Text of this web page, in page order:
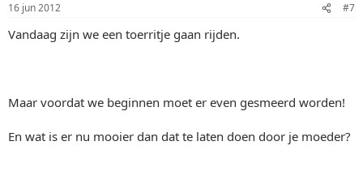
16 jun 2012 #7
Vandaag zijn we een toerritje gaan rijden.
Maar voordat we beginnen moet er even gesmeerd worden!
En wat is er nu mooier dan dat te laten doen door je moeder?